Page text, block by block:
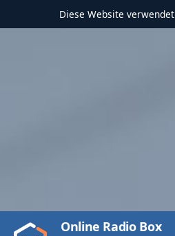
Diese Website verwendet
Video
Play
Online Radio Box